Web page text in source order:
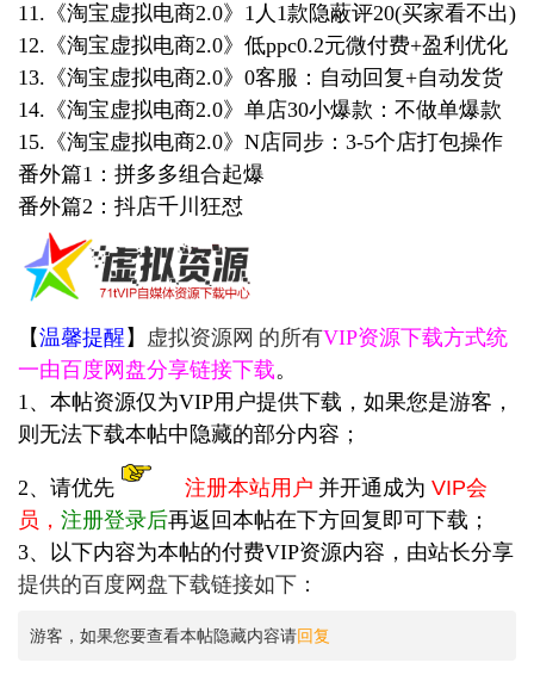
11.《淘宝虚拟电商2.0》1人1款隐蔽评20(买家看不出)
12.《淘宝虚拟电商2.0》低ppc0.2元微付费+盈利优化
13.《淘宝虚拟电商2.0》0客服：自动回复+自动发货
14.《淘宝虚拟电商2.0》单店30小爆款：不做单爆款
15.《淘宝虚拟电商2.0》N店同步：3-5个店打包操作
番外篇1：拼多多组合起爆
番外篇2：抖店千川狂怼
【温馨提醒 】 虚拟资源网 的所有VIP资源下载方式统
一由百度网盘分享链接下载。
1、本帖资源仅为VIP用户提供下载，如果您是游客，
则无法下载本帖中隐藏的部分内容；
2、请优先 注册本站用户 并开通成为 VIP会
员 ， 注册登录后再返回本帖在下方回复即可下载；
3、以下内容为本帖的付费VIP资源内容，由站长分享
提供的百度网盘下载链接如下：
游客，如果您要查看本帖隐藏内容请回复